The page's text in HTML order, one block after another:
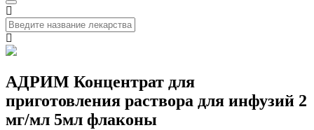
АДРИМ Концентрат для
приготовления раствора для инфузий 2
мг/мл 5мл флаконы